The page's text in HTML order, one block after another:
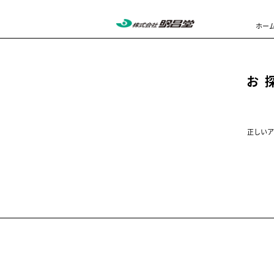
ホー
お
正しい